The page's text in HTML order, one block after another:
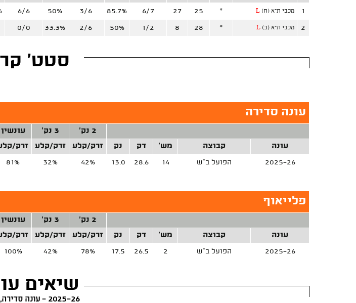
1 מכבי ת"א (ח) L
*
25
27
6/7
85.7%
3/6
50%
6/6
2 מכבי ת"א (ב) L
*
28
8
1/2
50%
2/6
33.3%
0/0
סטט'
עונה סדירה
2 נק' 3 נק' עונשין
עונה
קבוצה מש' דק נק זרק/קלע זרק/קלע זרק/
2025-26 הפועל ב"ש 14
28.6
13.0
42%
32%
81%
פלייאוף
2 נק' 3 נק' עונשין
עונה
קבוצה מש' דק נק זרק/קלע זרק/קלע זרק/
2025-26 הפועל ב"ש 2
26.5
17.5
78%
42%
100%
שיאים
2025-26 - עונה סדירה, קבוצה נוכחית